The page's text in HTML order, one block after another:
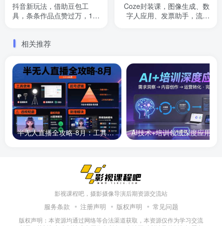
抖音新玩法，借助豆包工
具，条条作品点赞过万，10
Coze封装课，图像生成、数
字人应用、发票助手，流程
相关推荐
半无人直播全攻略-8月：工具使用+起号逻辑+违规规避,新增AI超体与跨境模块
影视课程吧，摄影摄像导演后期资源交流站
服务条款 注册声明 版权声明 常见问题
版权声明：本资源均通过网络等合法渠道获取，本资源仅作为学习交流